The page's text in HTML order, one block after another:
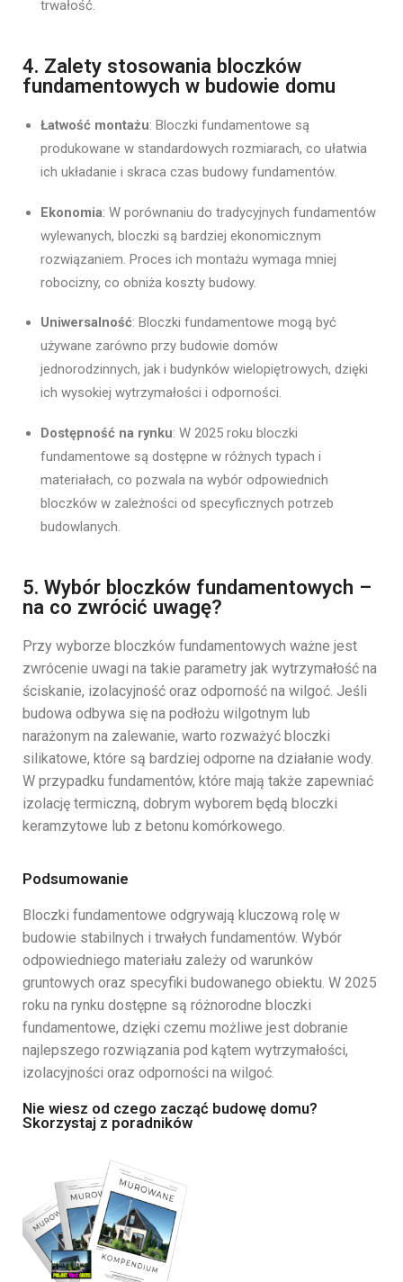
trwałość.
4. Zalety stosowania bloczków
fundamentowych w budowie domu
Łatwość montażu: Bloczki fundamentowe są
produkowane w standardowych rozmiarach, co ułatwia
ich układanie i skraca czas budowy fundamentów.
Ekonomia: W porównaniu do tradycyjnych fundamentów
wylewanych, bloczki są bardziej ekonomicznym
rozwiązaniem. Proces ich montażu wymaga mniej
robocizny, co obniża koszty budowy.
Uniwersalność: Bloczki fundamentowe mogą być
używane zarówno przy budowie domów
jednorodzinnych, jak i budynków wielopiętrowych, dzięki
ich wysokiej wytrzymałości i odporności.
Dostępność na rynku: W 2025 roku bloczki
fundamentowe są dostępne w różnych typach i
materiałach, co pozwala na wybór odpowiednich
bloczków w zależności od specyficznych potrzeb
budowlanych.
5. Wybór bloczków fundamentowych –
na co zwrócić uwagę?
Przy wyborze bloczków fundamentowych ważne jest
zwrócenie uwagi na takie parametry jak wytrzymałość na
ściskanie, izolacyjność oraz odporność na wilgoć. Jeśli
budowa odbywa się na podłożu wilgotnym lub
narażonym na zalewanie, warto rozważyć bloczki
silikatowe, które są bardziej odporne na działanie wody.
W przypadku fundamentów, które mają także zapewniać
izolację termiczną, dobrym wyborem będą bloczki
keramzytowe lub z betonu komórkowego.
Podsumowanie
Bloczki fundamentowe odgrywają kluczową rolę w
budowie stabilnych i trwałych fundamentów. Wybór
odpowiedniego materiału zależy od warunków
gruntowych oraz specyfiki budowanego obiektu. W 2025
roku na rynku dostępne są różnorodne bloczki
fundamentowe, dzięki czemu możliwe jest dobranie
najlepszego rozwiązania pod kątem wytrzymałości,
izolacyjności oraz odporności na wilgoć.
Nie wiesz od czego zacząć budowę domu?
Skorzystaj z poradników